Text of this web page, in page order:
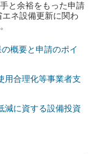
と余裕をもった申請
ネ設備更新に関わ
概要と申請のポイ
用合理化等事業者支
減に資する設備投資